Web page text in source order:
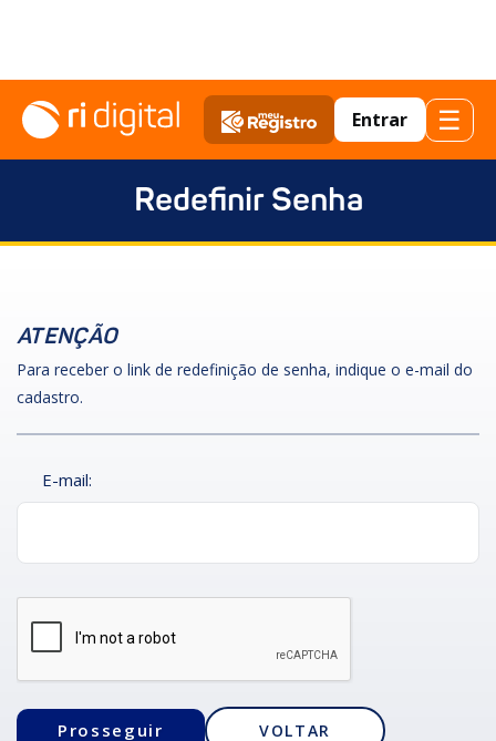
Entrar ☰
Redefinir Senha
ATENÇÃO
Para receber o link de redefinição de senha, indique o e-mail do
cadastro.
E-mail: